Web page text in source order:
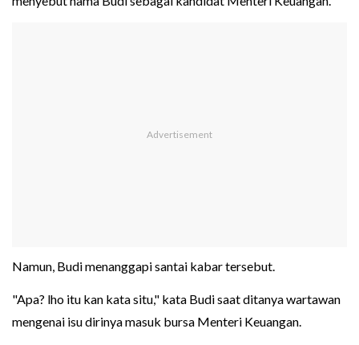
Namun, Budi menanggapi santai kabar tersebut.
"Apa? lho itu kan kata situ," kata Budi saat ditanya wartawan
mengenai isu dirinya masuk bursa Menteri Keuangan.